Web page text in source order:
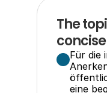
The
Für die
eine